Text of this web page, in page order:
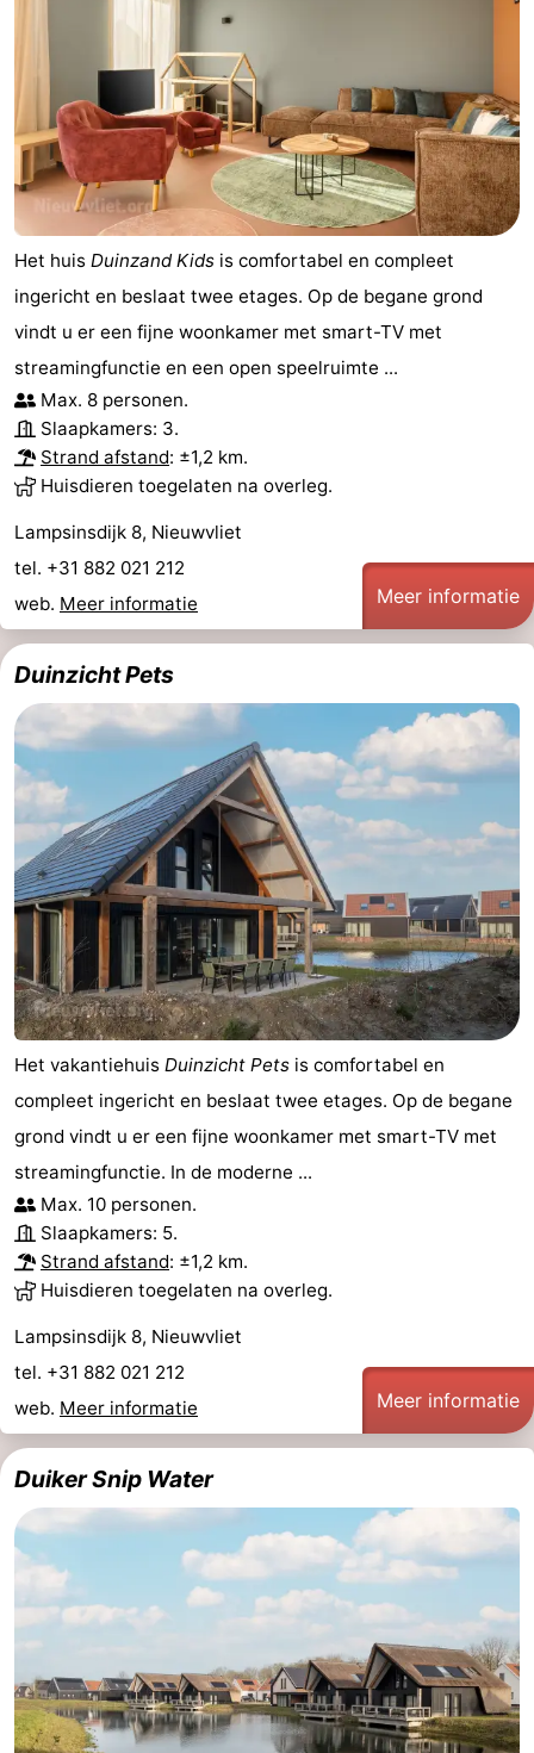
Het huis Duinzand Kids is comfortabel en compleet
ingericht en beslaat twee etages. Op de begane grond
vindt u er een fijne woonkamer met smart-TV met
streamingfunctie en een open speelruimte ...
Max. 8 personen.
Slaapkamers: 3.
Strand afstand: ±1,2 km.
Huisdieren toegelaten na overleg.
Lampsinsdijk 8, Nieuwvliet
tel. +31 882 021 212
web. Meer informatie Meer informatie
Duinzicht Pets
Het vakantiehuis Duinzicht Pets is comfortabel en
compleet ingericht en beslaat twee etages. Op de begane
grond vindt u er een fijne woonkamer met smart-TV met
streamingfunctie. In de moderne ...
Max. 10 personen.
Slaapkamers: 5.
Strand afstand: ±1,2 km.
Huisdieren toegelaten na overleg.
Lampsinsdijk 8, Nieuwvliet
tel. +31 882 021 212
web. Meer informatie Meer informatie
Duiker Snip Water